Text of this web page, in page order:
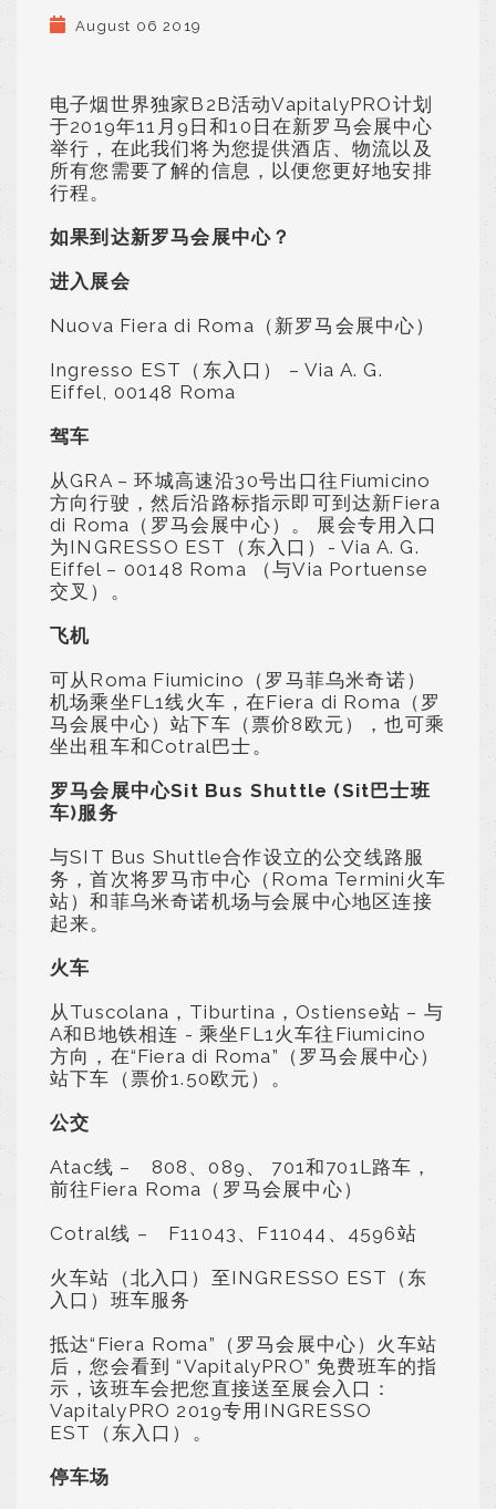
August 06 2019
电子烟世界独家B2B活动VapitalyPRO计划
于2019年11月9日和10日在新罗马会展中心
举行，在此我们将为您提供酒店、物流以及
所有您需要了解的信息，以便您更好地安排
行程。
如果到达新罗马会展中心？
进入展会
Nuova Fiera di Roma（新罗马会展中心）
Ingresso EST（东入口） – Via A. G.
Eiffel, 00148 Roma
驾车
从GRA – 环城高速沿30号出口往Fiumicino
方向行驶，然后沿路标指示即可到达新Fiera
di Roma（罗马会展中心）。 展会专用入口
为INGRESSO EST（东入口）- Via A. G.
Eiffel – 00148 Roma （与Via Portuense
交叉）。
飞机
可从Roma Fiumicino（罗马菲乌米奇诺）
机场乘坐FL1线火车，在Fiera di Roma（罗
马会展中心）站下车（票价8欧元），也可乘
坐出租车和Cotral巴士。
罗马会展中心Sit Bus Shuttle (Sit巴士班
车)服务
与SIT Bus Shuttle合作设立的公交线路服
务，首次将罗马市中心（Roma Termini火车
站）和菲乌米奇诺机场与会展中心地区连接
起来。
火车
从Tuscolana，Tiburtina，Ostiense站 – 与
A和B地铁相连 - 乘坐FL1火车往Fiumicino
方向，在“Fiera di Roma”（罗马会展中心）
站下车（票价1.50欧元）。
公交
Atac线 – 808、089、 701和701L路车，
前往Fiera Roma（罗马会展中心）
Cotral线 – F11043、F11044、4596站
火车站（北入口）至INGRESSO EST（东
入口）班车服务
抵达“Fiera Roma”（罗马会展中心）火车站
后，您会看到 “VapitalyPRO” 免费班车的指
示，该班车会把您直接送至展会入口：
VapitalyPRO 2019专用INGRESSO
EST（东入口）。
停车场